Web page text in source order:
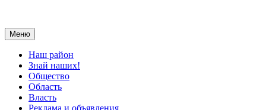
Меню
Наш район
Знай наших!
Общество
Область
Власть